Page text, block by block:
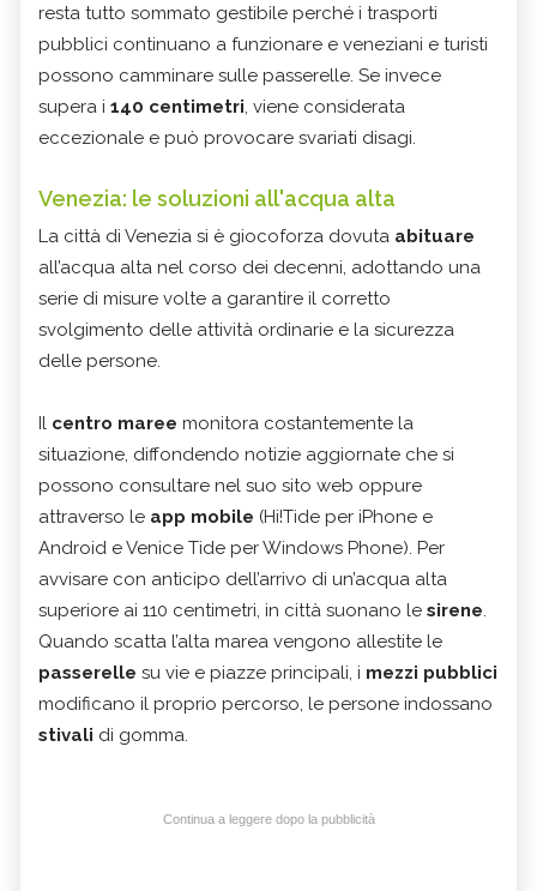
resta tutto sommato gestibile perché i trasporti
pubblici continuano a funzionare e veneziani e turisti
possono camminare sulle passerelle. Se invece
supera i 140 centimetri, viene considerata
eccezionale e può provocare svariati disagi.
Venezia: le soluzioni all'acqua alta
La città di Venezia si è giocoforza dovuta abituare
all’acqua alta nel corso dei decenni, adottando una
serie di misure volte a garantire il corretto
svolgimento delle attività ordinarie e la sicurezza
delle persone.
Il centro maree monitora costantemente la
situazione, diffondendo notizie aggiornate che si
possono consultare nel suo sito web oppure
attraverso le app mobile (Hi!Tide per iPhone e
Android e Venice Tide per Windows Phone). Per
avvisare con anticipo dell’arrivo di un’acqua alta
superiore ai 110 centimetri, in città suonano le sirene.
Quando scatta l’alta marea vengono allestite le
passerelle su vie e piazze principali, i mezzi pubblici
modificano il proprio percorso, le persone indossano
stivali di gomma.
Continua a leggere dopo la pubblicità